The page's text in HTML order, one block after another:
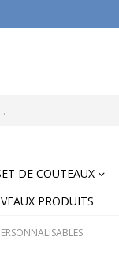
DE COUTEAUX
PRODUITS